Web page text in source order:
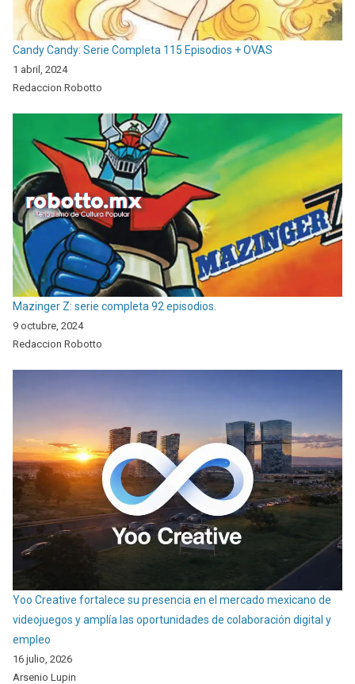
Candy Candy: Serie Completa 115 Episodios + OVAS
1 abril, 2024
Redaccion Robotto
Mazinger Z: serie completa 92 episodios.
9 octubre, 2024
Redaccion Robotto
Yoo Creative fortalece su presencia en el mercado mexicano de
videojuegos y amplía las oportunidades de colaboración digital y
empleo
16 julio, 2026
Arsenio Lupin